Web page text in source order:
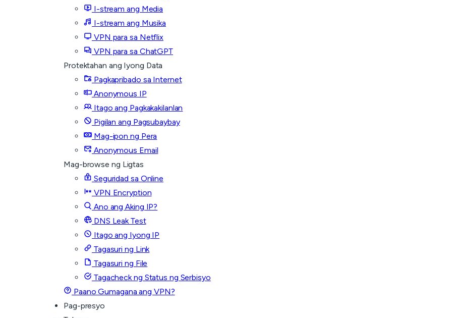
I-stream ang Media
I-stream ang Musika
VPN para sa Netflix
VPN para sa ChatGPT
Protektahan ang Iyong Data
Pagkapribado sa Internet
Anonymous IP
Itago ang Pagkakakilanlan
Pigilan ang Pagsubaybay
Mag-ipon ng Pera
Anonymous Email
Mag-browse ng Ligtas
Seguridad sa Online
VPN Encryption
Ano ang Aking IP?
DNS Leak Test
Itago ang Iyong IP
Tagasuri ng Link
Tagasuri ng File
Tagacheck ng Status ng Serbisyo
Paano Gumagana ang VPN?
Pag-presyo